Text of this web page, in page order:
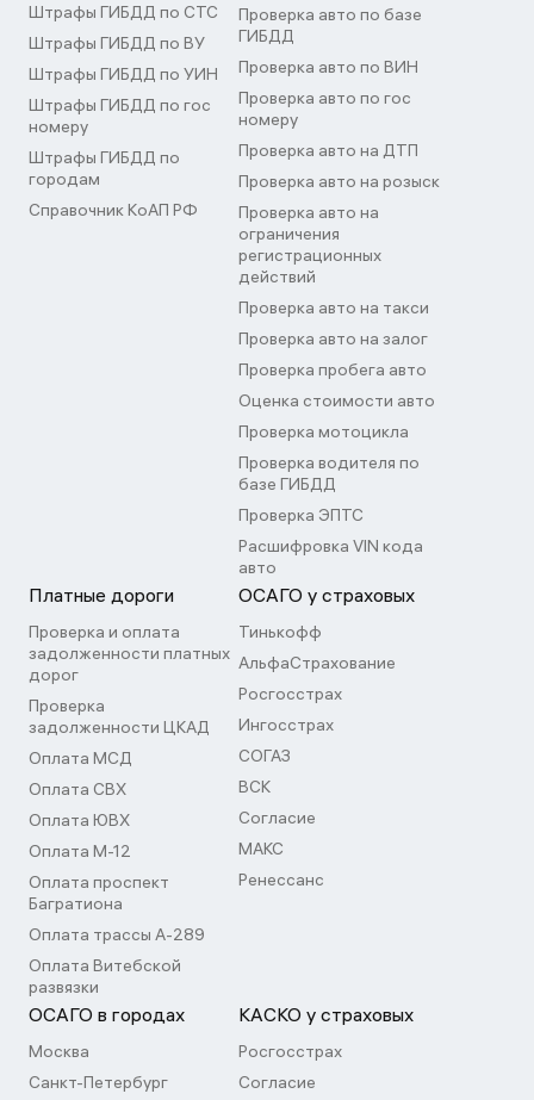
Штрафы ГИБДД по СТС
Штрафы ГИБДД по ВУ
Штрафы ГИБДД по УИН
Штрафы ГИБДД по гос
номеру
Штрафы ГИБДД по
городам
Справочник КоАП РФ
Проверка авто по базе
ГИБДД
Проверка авто по ВИН
Проверка авто по гос
номеру
Проверка авто на ДТП
Проверка авто на розыск
Проверка авто на
ограничения
регистрационных
действий
Проверка авто на такси
Проверка авто на залог
Проверка пробега авто
Оценка стоимости авто
Проверка мотоцикла
Проверка водителя по
базе ГИБДД
Проверка ЭПТС
Расшифровка VIN кода
авто
Платные дороги
Проверка и оплата
задолженности платных
дорог
Проверка
задолженности ЦКАД
Оплата МСД
Оплата СВХ
Оплата ЮВХ
Оплата М-12
Оплата проспект
Багратиона
Оплата трассы А-289
Оплата Витебской
развязки
ОСАГО у страховых
Тинькофф
АльфаСтрахование
Росгосстрах
Ингосстрах
СОГАЗ
ВСК
Согласие
МАКС
Ренессанс
ОСАГО в городах
Москва
Санкт-Петербург
КАСКО у страховых
Росгосстрах
Согласие